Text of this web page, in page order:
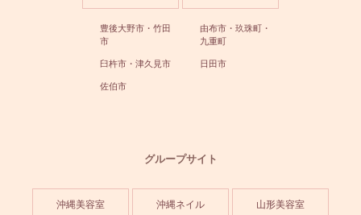
豊後大野市・竹田
市
臼杵市・津久見市
佐伯市
由布市・玖珠町・
九重町
日田市
グループサイト
沖縄美容室 沖縄ネイル 山形美容室